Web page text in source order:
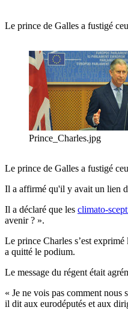
Le prince de Galles a fustigé
Prince_Charles.jpg
Le prince de Galles a fustigé
Il a affirmé qu'il y avait un lien
Il a déclaré que les climato-
avenir ? ».
Le prince Charles s’est
a quitté le podium.
Le message du régent était
« Je ne vois pas comment nous
il dit aux eurodéputés et aux